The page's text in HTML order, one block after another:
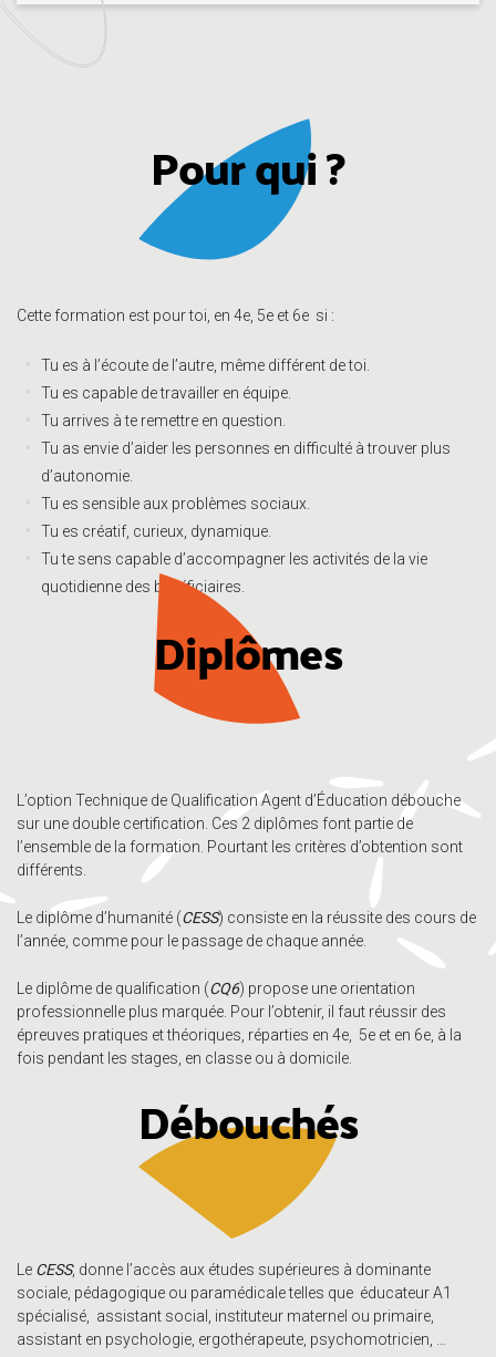
Pour qui ?
Cette formation est pour toi, en 4e, 5e et 6e si :
Tu es à l’écoute de l’autre, même différent de toi.
Tu es capable de travailler en équipe.
Tu arrives à te remettre en question.
Tu as envie d’aider les personnes en difficulté à trouver plus
d’autonomie.
Tu es sensible aux problèmes sociaux.
Tu es créatif, curieux, dynamique.
Tu te sens capable d’accompagner les activités de la vie
quotidienne des bénéficiaires.
Diplômes
L’option Technique de Qualification Agent d’Éducation débouche
sur une double certification. Ces 2 diplômes font partie de
l’ensemble de la formation. Pourtant les critères d’obtention sont
différents.
Le diplôme d’humanité (CESS) consiste en la réussite des cours de
l’année, comme pour le passage de chaque année.
Le diplôme de qualification (CQ6) propose une orientation
professionnelle plus marquée. Pour l’obtenir, il faut réussir des
épreuves pratiques et théoriques, réparties en 4e, 5e et en 6e, à la
fois pendant les stages, en classe ou à domicile.
Débouchés
Le CESS, donne l’accès aux études supérieures à dominante
sociale, pédagogique ou paramédicale telles que éducateur A1
spécialisé, assistant social, instituteur maternel ou primaire,
assistant en psychologie, ergothérapeute, psychomotricien, …